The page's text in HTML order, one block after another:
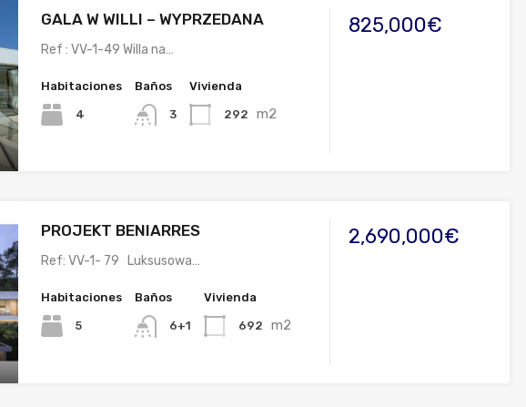
GALA W WILLI – WYPRZEDANA
Ref : VV-1-49 Willa na…
Habitaciones
4
Baños
3
Vivienda
292 m2
825,000€
PROJEKT BENIARRES
Ref: VV-1- 79 Luksusowa…
Habitaciones
5
Baños
6+1
Vivienda
692 m2
2,690,000€